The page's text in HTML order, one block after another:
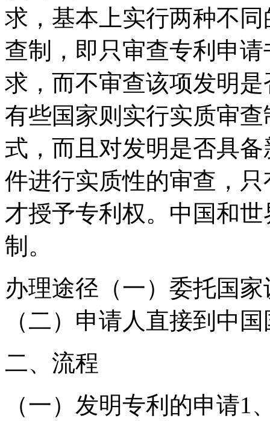
求，基本上实行两种不
查制，即只审查专利申
求，而不审查该项发明
有些国家则实行实质审
式，而且对发明是否具
件进行实质性的审查，
才授予专利权。中国和
制。
办理途径（一）委托国
（二）申请人直接到中
二、流程
（一）发明专利的申请